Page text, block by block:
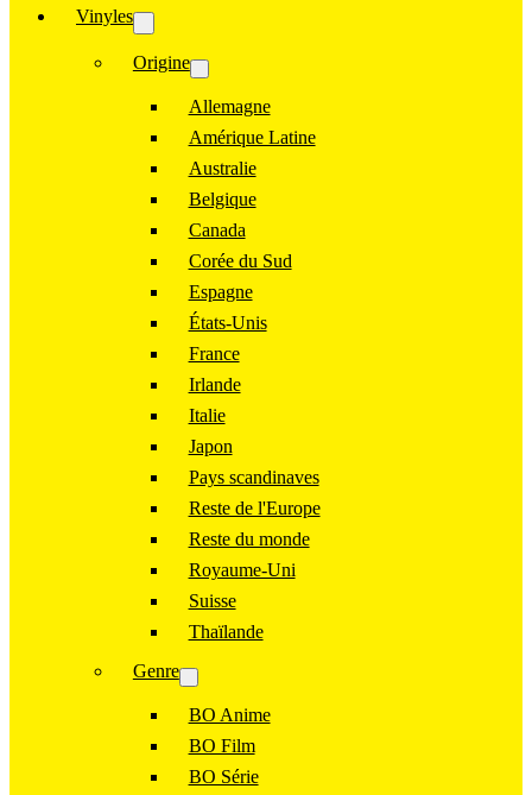
Vinyles
Origine
Allemagne
Amérique Latine
Australie
Belgique
Canada
Corée du Sud
Espagne
États-Unis
France
Irlande
Italie
Japon
Pays scandinaves
Reste de l'Europe
Reste du monde
Royaume-Uni
Suisse
Thaïlande
Genre
BO Anime
BO Film
BO Série